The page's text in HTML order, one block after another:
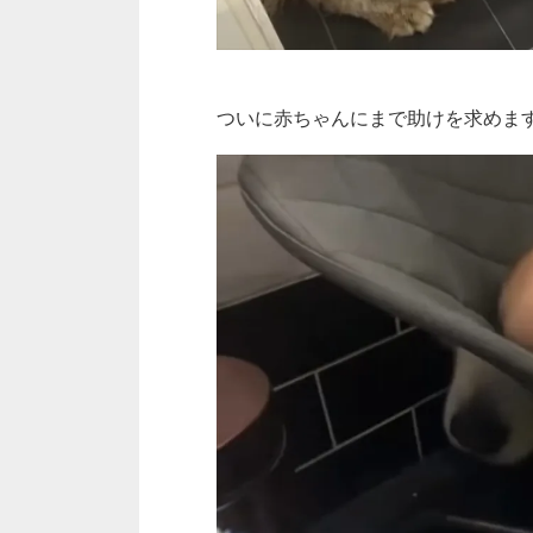
ついに赤ちゃんにまで助けを求めま